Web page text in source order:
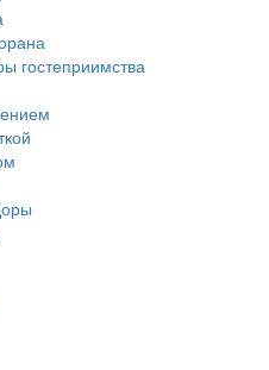
гостеприимства